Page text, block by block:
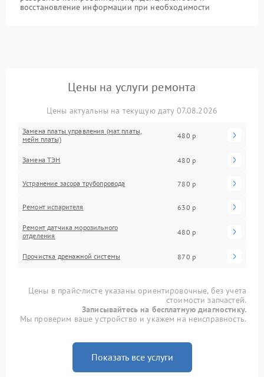
восстановление информации при необходимости
Цены на услуги ремонта
Цены актуальны на текущую дату 07.08.2026
Замена платы управления (мат.платы,
мейн платы)
480 р
Замена ТЭН 480 р
Устранение засора трубопровода 780 р
Ремонт испарителя 630 р
Ремонт датчика морозильного
отделения
480 р
Прочистка дренажной системы 870 р
Цены в прайс-листе указаны ориентировочные, без учета
стоимости запчастей.
Записывайтесь на бесплатную диагностику.
Мы проверим ваше устройство и укажем на неисправность.
Показать все услуги